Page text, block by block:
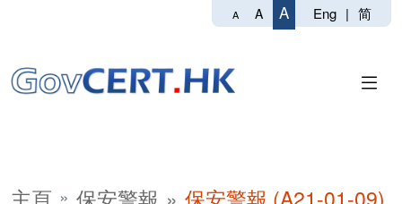
A A A Eng | 简